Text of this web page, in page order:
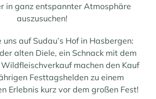
in ganz entspannter Atmosphäre
auszusuchen!
uns auf Sudau’s Hof in Hasbergen:
alten Diele, ein Schnack mit dem
machen den Kauf
Festtagshelden zu einem
Erlebnis kurz vor dem großen Fest!